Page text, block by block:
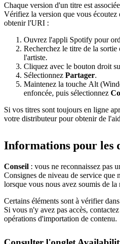
Chaque version d'un titre est
Vérifiez la version que vous
obtenir l'URI :
Ouvrez l'appli Spotify pour
Recherchez le titre de la
l'artiste.
Cliquez avec le bouton droit
Sélectionnez Partager.
Maintenez la touche Alt
enfoncée, puis sélectionnez
Si vos titres sont toujours en ligne
votre distributeur pour obtenir de
Informations pour les
Conseil : vous ne reconnaissez pas
Consignes de niveau de service que
lorsque vous nous avez soumis de
Certains éléments sont à vérifier
Si vous n'y avez pas accès,
opérations d'importation de contenu.